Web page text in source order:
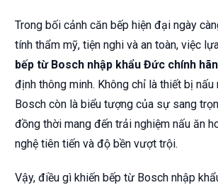
Trong bối cảnh căn bếp hiện đại ngày
tính thẩm mỹ, tiện nghi và an toàn, việc
bếp từ Bosch nhập khẩu Đức chính
định thông minh. Không chỉ là thiết bị
Bosch còn là biểu tượng của sự sang
đồng thời mang đến trải nghiệm nấu ăn
nghệ tiên tiến và độ bền vượt trội.
Vậy, điều gì khiến bếp từ Bosch nhập